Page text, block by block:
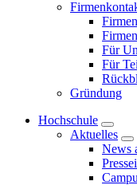
Für
Für
Gründung
Hochschule
Aktuelles
News